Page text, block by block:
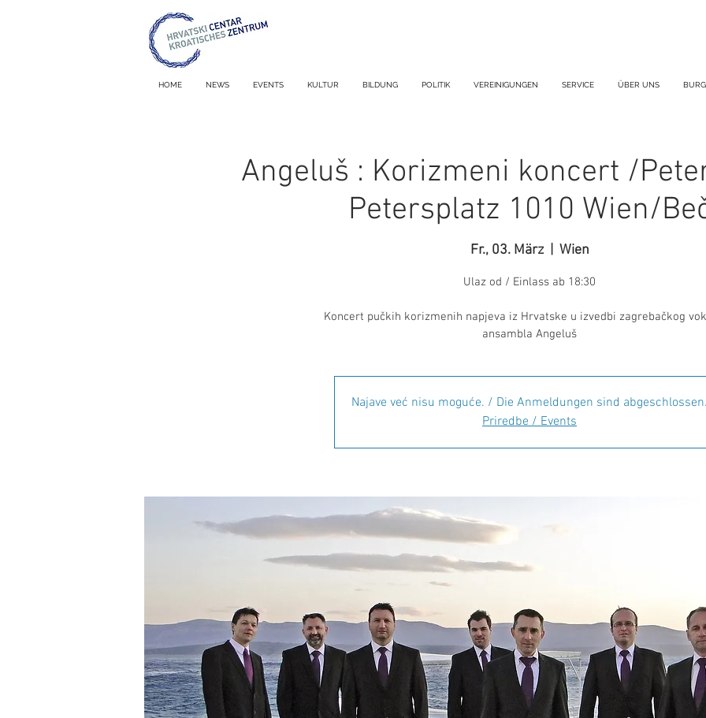
HOME NEWS EVENTS KULTUR BILDUNG POLITIK VEREINIGUNGEN SERVICE ÜBER UNS
Angeluš : Korizmeni koncert /
Petersplatz 1010 Wien/
Fr., 03. März
  |
Wien
Ulaz od / Einlass ab 18:30
Koncert pučkih korizmenih napjeva iz Hrvatske u izvedbi zagrebačkog
ansambla Angeluš
Najave već nisu moguće. / Die Anmeldungen sind
Priredbe / Events